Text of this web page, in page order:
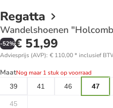
Regatta
Wandelshoenen
-52%€ 51,99
Adviesprijs (AVP): € 110,00* inclusief
MaatNog maar 1 stuk op voorraad
39
41 46 47
45